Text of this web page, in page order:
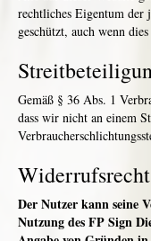
rechtliches Eigentum der
geschützt, auch wenn
Gemäß § 36 Abs. 1
dass wir nicht an einem
Der Nutzer kann seine
Nutzung des FP Sign